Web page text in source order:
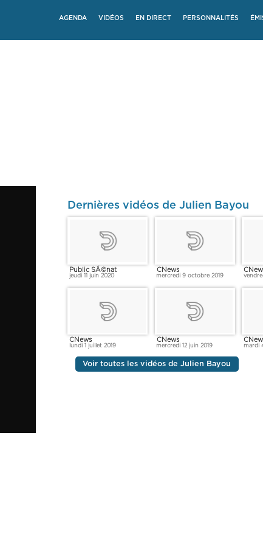
AGENDA VIDÉOS EN DIRECT PERSONNALITÉS
Dernières vidéos de Julien Bayou
Public SÃ©nat
jeudi 11 juin 2020
CNews
mercredi 9 octobre 2019
CNews
lundi 1 juillet 2019
CNews
mercredi 12 juin 2019 mardi
Voir toutes les vidéos de Julien Bayou